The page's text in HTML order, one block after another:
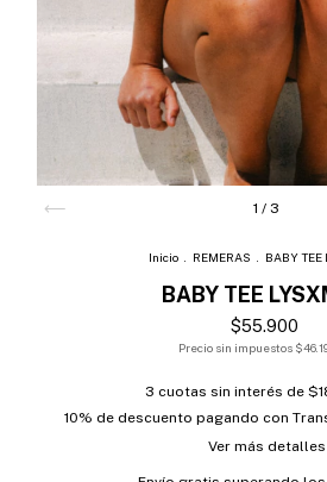
1 / 3
Inicio REMERAS BABY TEE
BABY TEE
$55.900
Precio sin impuestos
3 cuotas sin interés de
10% de descuento pagando con
Ver más detalles